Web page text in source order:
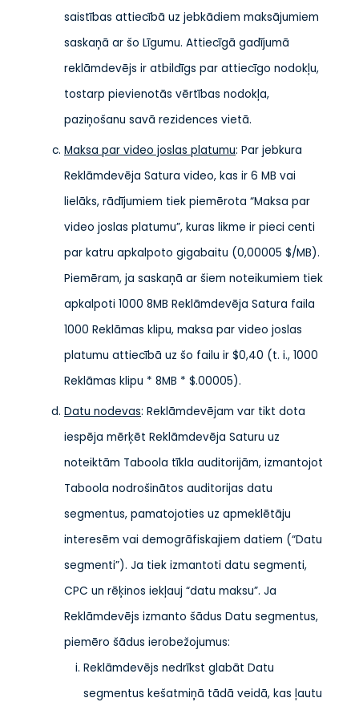
saistības attiecībā uz jebkādiem maksājumiem
saskaņā ar šo Līgumu. Attiecīgā gadījumā
reklāmdevējs ir atbildīgs par attiecīgo nodokļu,
tostarp pievienotās vērtības nodokļa,
paziņošanu savā rezidences vietā.
Maksa par video joslas platumu: Par jebkura
Reklāmdevēja Satura video, kas ir 6 MB vai
lielāks, rādījumiem tiek piemērota “Maksa par
video joslas platumu”, kuras likme ir pieci centi
par katru apkalpoto gigabaitu (0,00005 $/MB).
Piemēram, ja saskaņā ar šiem noteikumiem tiek
apkalpoti 1000 8MB Reklāmdevēja Satura faila
1000 Reklāmas klipu, maksa par video joslas
platumu attiecībā uz šo failu ir $0,40 (t. i., 1000
Reklāmas klipu * 8MB * $.00005).
Datu nodevas: Reklāmdevējam var tikt dota
iespēja mērķēt Reklāmdevēja Saturu uz
noteiktām Taboola tīkla auditorijām, izmantojot
Taboola nodrošinātos auditorijas datu
segmentus, pamatojoties uz apmeklētāju
interesēm vai demogrāfiskajiem datiem (“Datu
segmenti”). Ja tiek izmantoti datu segmenti,
CPC un rēķinos iekļauj “datu maksu”. Ja
Reklāmdevējs izmanto šādus Datu segmentus,
piemēro šādus ierobežojumus:
Reklāmdevējs nedrīkst glabāt Datu
segmentus kešatmiņā tādā veidā, kas ļautu